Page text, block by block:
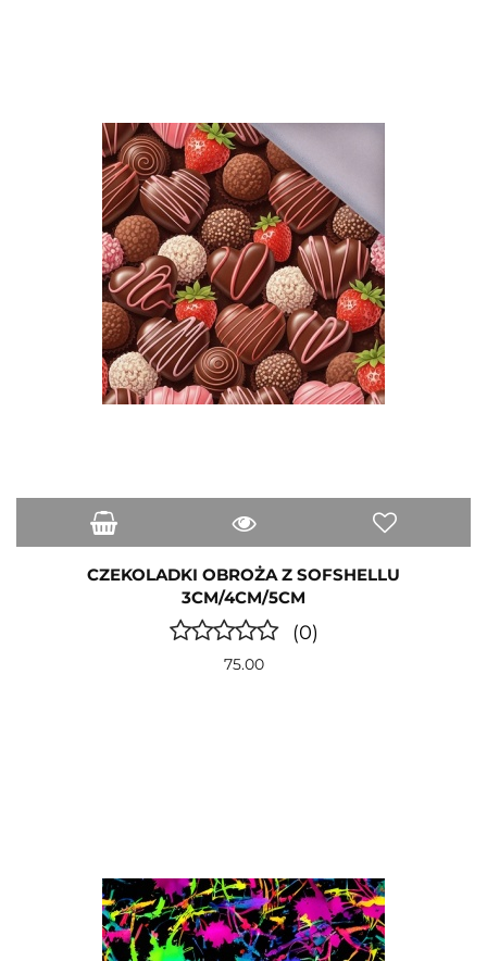
CZEKOLADKI OBROŻA Z SOFSHELLU
3CM/4CM/5CM
(0)
75.00